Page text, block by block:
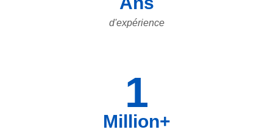
d'expérience
1
Million+